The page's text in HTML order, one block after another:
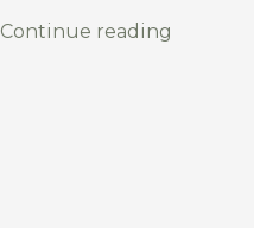
Continue reading